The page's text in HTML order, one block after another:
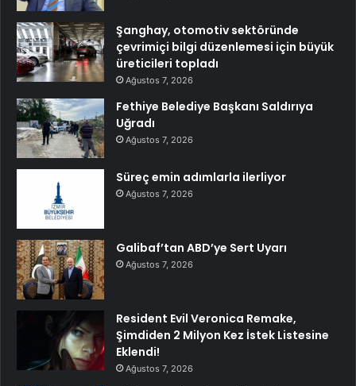
Şanghay, otomotiv sektöründe
çevrimiçi bilgi düzenlemesi için büyük
üreticileri topladı
Ağustos 7, 2026
Fethiye Belediye Başkanı Saldırıya
Uğradı
Ağustos 7, 2026
Süreç emin adımlarla ilerliyor
Ağustos 7, 2026
Galibaf’tan ABD’ye Sert Uyarı
Ağustos 7, 2026
Resident Evil Veronica Remake,
Şimdiden 2 Milyon Kez İstek Listesine
Eklendi!
Ağustos 7, 2026